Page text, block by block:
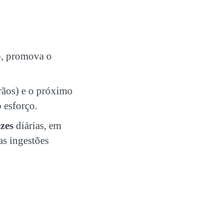
promova o
e o próximo
esforço.
diárias, em
ingestões